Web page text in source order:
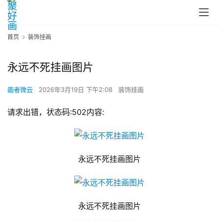
首页 装饰挂画
永远不死挂画图片
画者微云 2026年3月19日 下午2:08 装饰挂画
请求出错，状态码:502内容:
永远不死挂画图片
永远不死挂画图片